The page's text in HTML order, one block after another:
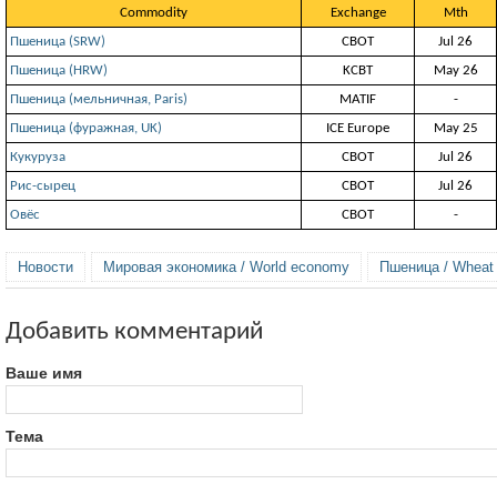
Commodity Exchange
Mth
Пшеница (SRW)
СВОТ
Jul 26
Пшеница (HRW)
KCBT
May 26
Пшеница (мельничная, Paris)
MATIF
-
Пшеница (фуражная, UK)
ICE Europe
May 25
Кукуруза
СВОТ
Jul 26
Рис-сырец
СВОТ
Jul 26
Овёс
СВОТ -
Новости Мировая экономика / World economy Пшеница / Wheat
Добавить комментарий
Ваше имя
Тема